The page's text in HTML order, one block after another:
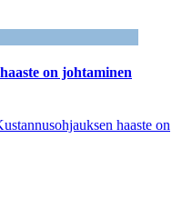
on johtaminen
haaste on